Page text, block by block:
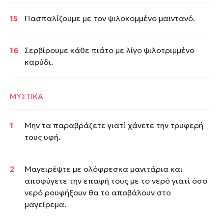
Πασπαλίζουμε με τον ψιλοκομμένο μαϊντανό.
Σερβίρουμε κάθε πιάτο με λίγο ψιλοτριμμένο
καρύδι.
ΜΥΣΤΙΚΑ
Μην τα παραβράζετε γιατί χάνετε την τρυφερή
τους υφή.
Μαγειρέψτε με ολόφρεσκα μανιτάρια και
αποφύγετε την επαφή τους με το νερό γιατί όσο
νερό ρουφήξουν θα το αποβάλουν στο
μαγείρεμα.